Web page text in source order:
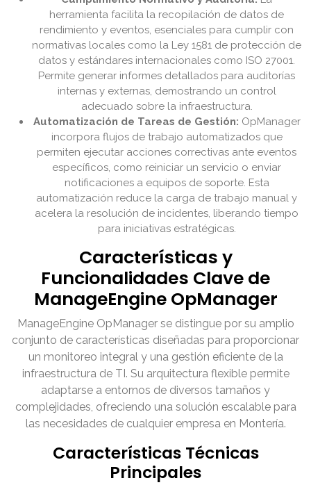
herramienta facilita la recopilación de datos de
rendimiento y eventos, esenciales para cumplir con
normativas locales como la Ley 1581 de protección de
datos y estándares internacionales como ISO 27001.
Permite generar informes detallados para auditorías
internas y externas, demostrando un control
adecuado sobre la infraestructura.
Automatización de Tareas de Gestión: OpManager
incorpora flujos de trabajo automatizados que
permiten ejecutar acciones correctivas ante eventos
específicos, como reiniciar un servicio o enviar
notificaciones a equipos de soporte. Esta
automatización reduce la carga de trabajo manual y
acelera la resolución de incidentes, liberando tiempo
para iniciativas estratégicas.
Características y
Funcionalidades Clave de
ManageEngine OpManager
ManageEngine OpManager se distingue por su amplio
conjunto de características diseñadas para proporcionar
un monitoreo integral y una gestión eficiente de la
infraestructura de TI. Su arquitectura flexible permite
adaptarse a entornos de diversos tamaños y
complejidades, ofreciendo una solución escalable para
las necesidades de cualquier empresa en Montería.
Características Técnicas
Principales